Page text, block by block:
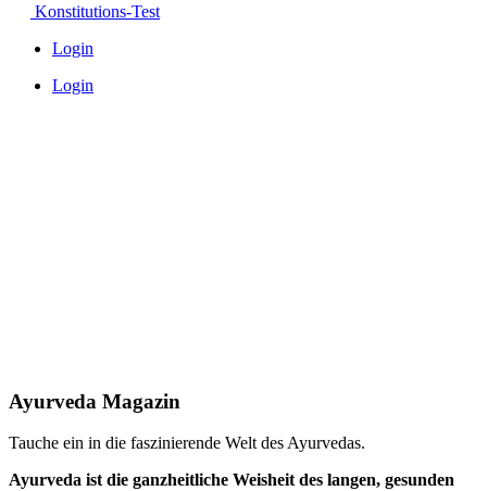
Konstitutions-Test
Login
Login
Ayurveda Magazin
Tauche ein in die faszinierende Welt des Ayurvedas.
Ayurveda ist die ganzheitliche Weisheit des langen, gesunden